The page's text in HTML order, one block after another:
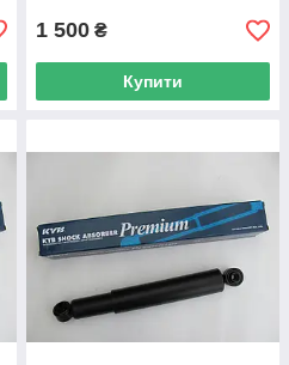
1 500 ₴
Купити